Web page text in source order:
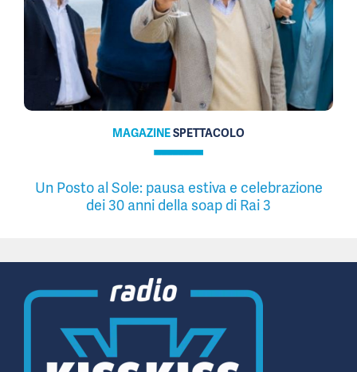
MAGAZINESPETTACOLO
Un Posto al Sole: pausa estiva e celebrazione
dei 30 anni della soap di Rai 3